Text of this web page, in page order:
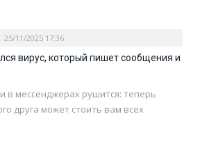
25/11/2025 17:36
вирус, который пишет сообщения и
в мессенджерах рушится: теперь
друга может стоить вам всех